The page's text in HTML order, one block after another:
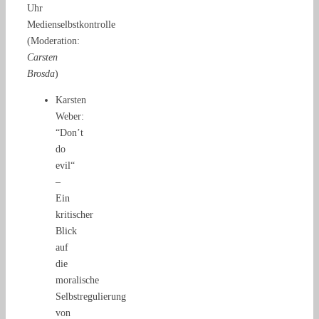
Uhr
Medienselbstkontrolle
(Moderation:
Carsten
Brosda)
Karsten
Weber:
“Don’t
do
evil“
–
Ein
kritischer
Blick
auf
die
moralische
Selbstregulierung
von